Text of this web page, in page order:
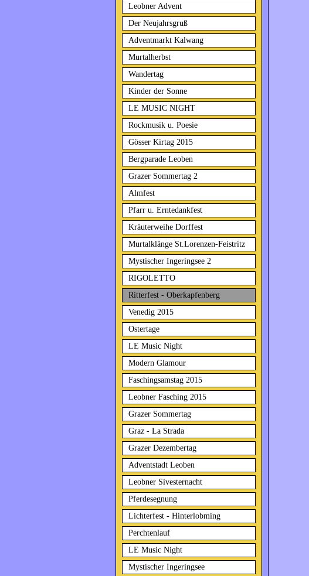
Leobner Advent
Der Neujahrsgruß
Adventmarkt Kalwang
Murtalherbst
Wandertag
Kinder der Sonne
LE MUSIC NIGHT
Rockmusik u. Poesie
Gösser Kirtag 2015
Bergparade Leoben
Grazer Sommertag 2
Almfest
Pfarr u. Erntedankfest
Kräuterweihe Dorffest
Murtalklänge St.Lorenzen-Feistritz
Mystischer Ingeringsee 2
RIGOLETTO
Ritterfest - Oberkapfenberg
Venedig 2015
Ostertage
LE Music Night
Modern Glamour
Faschingsamstag 2015
Leobner Fasching 2015
Grazer Sommertag
Graz - La Strada
Grazer Dezembertag
Adventstadt Leoben
Leobner Sivesternacht
Pferdesegnung
Lichterfest - Hinterlobming
Perchtenlauf
LE Music Night
Mystischer Ingeringsee